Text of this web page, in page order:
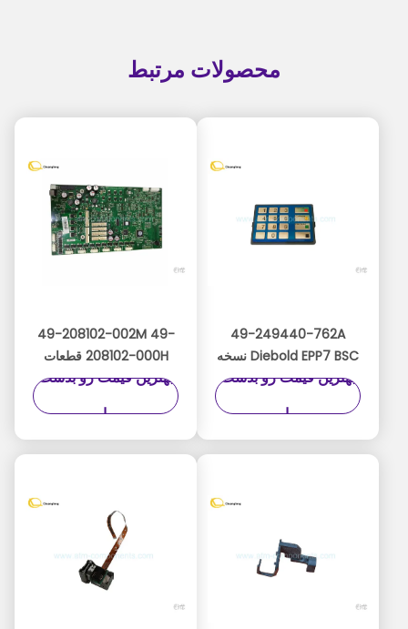
محصولات مرتبط
49-249440-762A
Diebold EPP7 BSC نسخه
Spainish Diebold EPP7
بهترین قیمت رو بدست
بیار
49-208102-002M 49-
208102-000H قطعات
ATM Diebold ATA CCA
بهترین قیمت رو بدست
بیار